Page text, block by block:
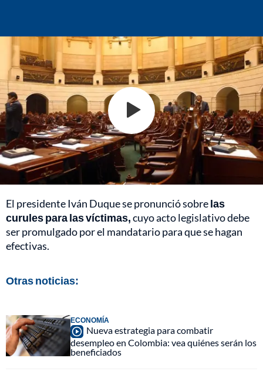
El presidente Iván Duque se pronunció sobrelas
curules para las víctimas,cuyo acto legislativo debe
ser promulgado por el mandatario para que se hagan
efectivas.
Otras noticias:
ECONOMÍA
Nueva estrategia para combatir
desempleo en Colombia: vea quiénes serán los
beneficiados